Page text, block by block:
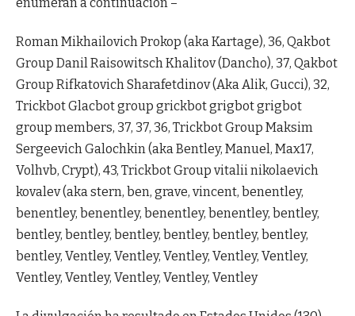
Roman Mikhailovich Prokop (aka Kartage), 36, Qakbot
Group Danil Raisowitsch Khalitov (Dancho), 37, Qakbot
Group Rifkatovich Sharafetdinov (Aka Alik, Gucci), 32,
Trickbot Glacbot group grickbot grigbot grigbot
group members, 37, 37, 36, Trickbot Group Maksim
Sergeevich Galochkin (aka Bentley, Manuel, Max17,
Volhvb, Crypt), 43, Trickbot Group vitalii nikolaevich
kovalev (aka stern, ben, grave, vincent, benentley,
benentley, benentley, benentley, benentley, bentley,
bentley, bentley, bentley, bentley, bentley, bentley,
bentley, Ventley, Ventley, Ventley, Ventley, Ventley,
Ventley, Ventley, Ventley, Ventley, Ventley